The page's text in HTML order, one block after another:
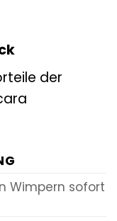
der
Wimpern sofort